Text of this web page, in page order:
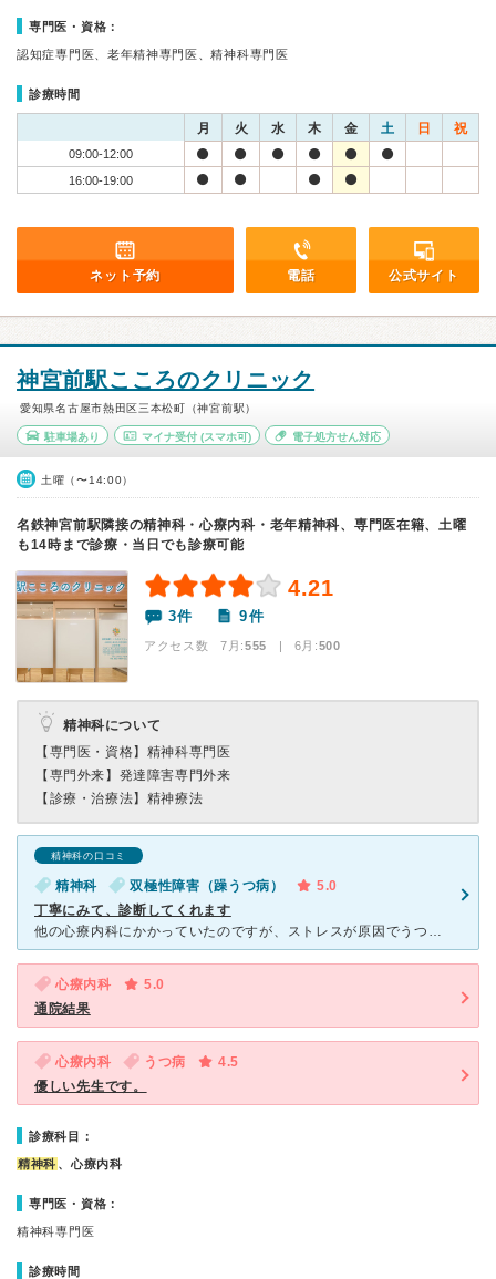
専門医・資格：
認知症専門医、老年精神専門医、精神科専門医
診療時間
月 火 水 木 金 土 日 祝
09:00-12:00
16:00-19:00
ネット予約 電話 公式サイト
神宮前駅こころのクリニック
愛知県名古屋市熱田区三本松町（神宮前駅）
駐車場あり マイナ受付(スマホ可) 電子処方せん対応
土曜（〜14:00）
名鉄神宮前駅隣接の精神科・心療内科・老年精神科、専門医在籍、土曜
も14時まで診療・当日でも診療可能
4.21
3件 9件
アクセス数 7月:555 | 6月:500
精神科について
【専門医・資格】 精神科専門医
【専門外来】 発達障害専門外来
【診療・治療法】 精神療法
精神科の口コミ
精神科 双極性障害（躁うつ病）
5.0
丁寧にみて、診断してくれます
他の心療内科にかかっていたのですが、ストレスが原因でうつになっていると言われ、良くならないのに、毎回同じ薬をくれるだけ。うつ病なんですか?と聞くと、そこまではいかないけど、と。適応障害と言うやつですか
心療内科
5.0
通院結果
心療内科 うつ病
4.5
優しい先生です。
診療科目：
精神科 、心療内科
専門医・資格：
精神科専門医
診療時間